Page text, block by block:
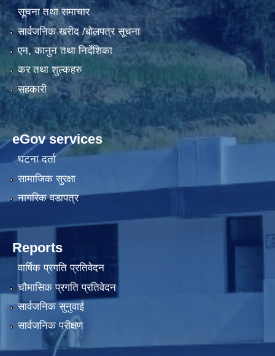
सूचना तथा समाचार
सार्वजनिक खरीद /बोलपत्र सूचना
एन, कानुन तथा निर्देशिका
कर तथा शुल्कहरु
सहकारी
eGov services
घटना दर्ता
सामाजिक सुरक्षा
नागरिक वडापत्र
Reports
वार्षिक प्रगति प्रतिवेदन
चौमासिक प्रगति प्रतिवेदन
सार्वजनिक सुनुवाई
सार्वजनिक परीक्षण